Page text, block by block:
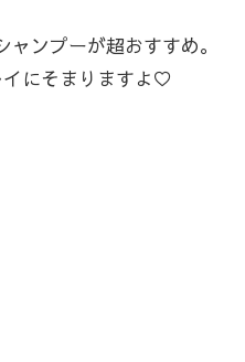
ンプーが超おすすめ。
にそまりますよ♡